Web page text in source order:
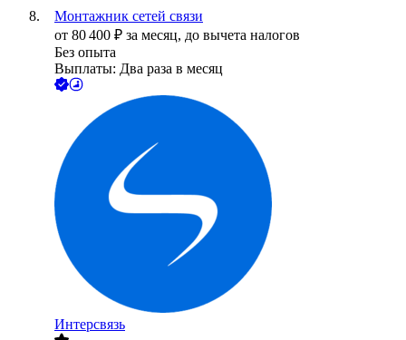
Монтажник сетей связи
от 80 400 ₽ за месяц, до вычета налогов
Без опыта
Выплаты: Два раза в месяц
Интерсвязь